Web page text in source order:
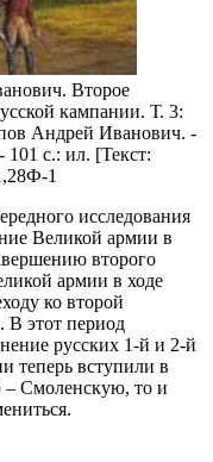
Второе
кампании. Т. 3:
Андрей Иванович. -
с.: ил. [Текст:
1
исследования
Великой армии в
второго
армии в ходе
ко второй
В этот период
русских 1-й и 2-й
теперь вступили в
– Смоленскую, то и